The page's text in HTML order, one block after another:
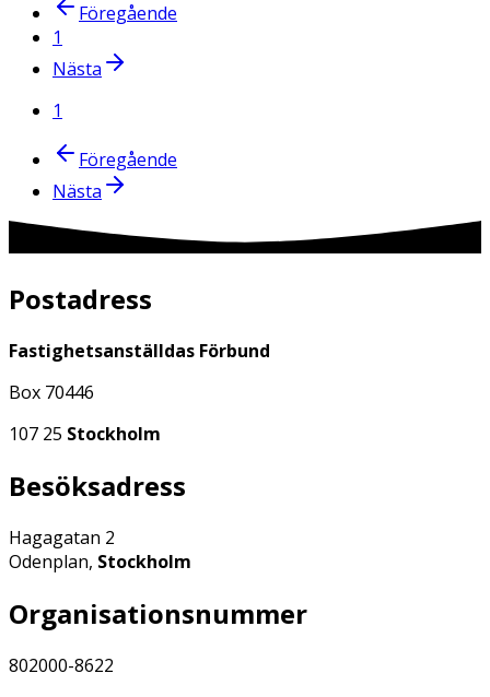
Föregående
1
Nästa
1
Föregående
Nästa
Postadress
Fastighetsanställdas Förbund
Box 70446
107 25 Stockholm
Besöksadress
Hagagatan 2
Odenplan, Stockholm
Organisationsnummer
802000-8622